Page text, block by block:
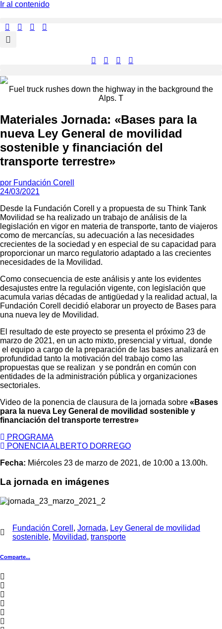
Ir al contenido
Fuel truck rushes down the highway in the background the
Alps. T
Materiales Jornada: «Bases para la
nueva Ley General de movilidad
sostenible y financiación del
transporte terrestre»
por Fundación Corell
24/03/2021
Desde la Fundación Corell y a propuesta de su Think Tank
Movilidad se ha realizado un trabajo de análisis de la
legislación en vigor en materia de transporte, tanto de viajeros
como de mercancías, su adecuación a las necesidades
crecientes de la sociedad y en especial de su capacidad para
proporcionar un marco regulatorio adaptado a las crecientes
necesidades de la Movilidad.
Como consecuencia de este análisis y ante los evidentes
desajustes entre la regulación vigente, con legislación que
acumula varias décadas de antigüedad y la realidad actual, la
Fundación Corell decidió elaborar un proyecto de Bases para
una nueva ley de Movilidad.
El resultado de este proyecto se presenta el próximo 23 de
marzo de 2021, en un acto mixto, presencial y virtual, donde
el equipo a cargo de la preparación de las bases analizará en
profundidad tanto la motivación del trabajo como las
propuestas que se realizan y se pondrán en común con
entidades de la administración pública y organizaciones
sectoriales.
Video de la ponencia de clausura de la jornada sobre «Bases
para la nueva Ley General de movilidad sostenible y
financiación del transporte terrestre»
PROGRAMA
PONENCIA ALBERTO DORREGO
Fecha: Miércoles 23 de marzo de 2021, de 10:00 a 13.00h.
La jornada en imágenes
Fundación Corell , Jornada, Ley General de movilidad
sostenible, Movilidad, transporte
Comparte...